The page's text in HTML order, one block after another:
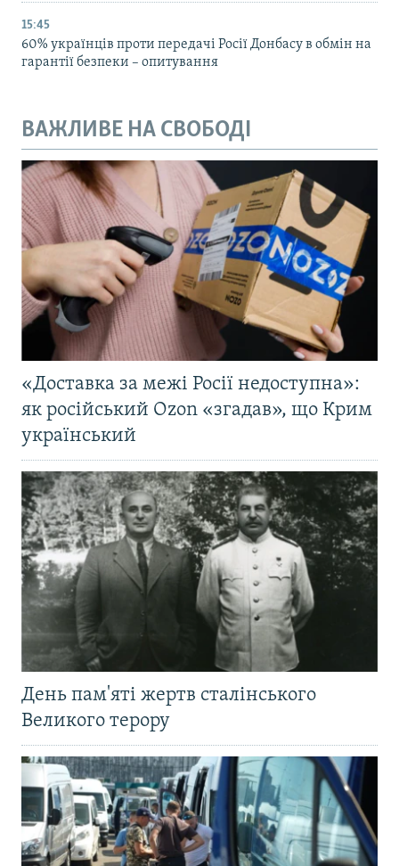
15:45
60% українців проти передачі Росії Донбасу в обмін на
гарантії безпеки – опитування
ВАЖЛИВЕ НА СВОБОДІ
«Доставка за межі Росії недоступна»:
як російський Ozon «згадав», що Крим
український
День пам'яті жертв сталінського
Великого терору